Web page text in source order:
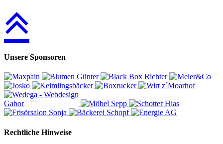
Unsere Sponsoren
Rechtliche Hinweise